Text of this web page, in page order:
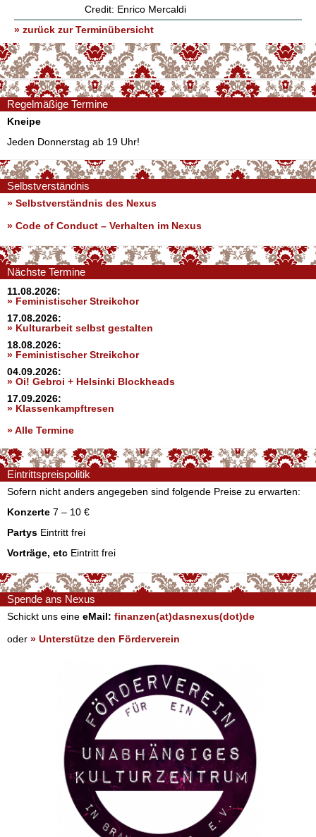
Credit: Enrico Mercaldi
» zurück zur Terminübersicht
Regelmäßige Termine
Kneipe
Jeden Donnerstag ab 19 Uhr!
Selbstverständnis
» Selbstverständnis des Nexus
» Code of Conduct – Verhalten im Nexus
Nächste Termine
11.08.2026:
» Feministischer Streikchor
17.08.2026:
» Kulturarbeit selbst gestalten
18.08.2026:
» Feministischer Streikchor
04.09.2026:
» Oi! Gebroi + Helsinki Blockheads
17.09.2026:
» Klassenkampftresen
» Alle Termine
Eintrittspreispolitik
Sofern nicht anders angegeben sind folgende Preise zu erwarten:
Konzerte 7 – 10 €
Partys Eintritt frei
Vorträge, etc Eintritt frei
Spende ans Nexus
Schickt uns eine eMail: finanzen(at)dasnexus(dot)de
oder » Unterstütze den Förderverein